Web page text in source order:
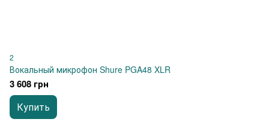
2
Вокальный микрофон Shure PGA48 XLR
3 608 грн
Купить